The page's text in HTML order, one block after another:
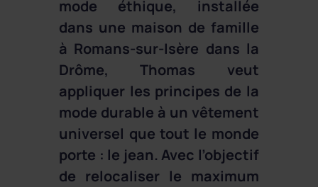
mode éthique, installée
dans une maison de famille
à Romans-sur-Isère dans la
Drôme, Thomas veut
appliquer les principes de la
mode durable à un vêtement
universel que tout le monde
porte : le jean. Avec l’objectif
de relocaliser le maximum